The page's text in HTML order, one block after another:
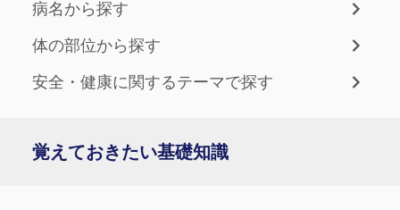
病名から探す
体の部位から探す
安全・健康に関するテーマで探す
覚えておきたい基礎知識